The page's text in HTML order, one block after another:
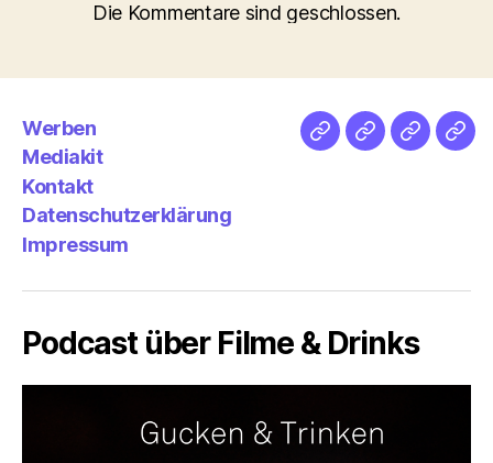
Die Kommentare sind geschlossen.
Werben
Mediakit
Kontakt
Datenschutzerklärung
Impressum
NetzMedien
Podcast über Filme & Drinks